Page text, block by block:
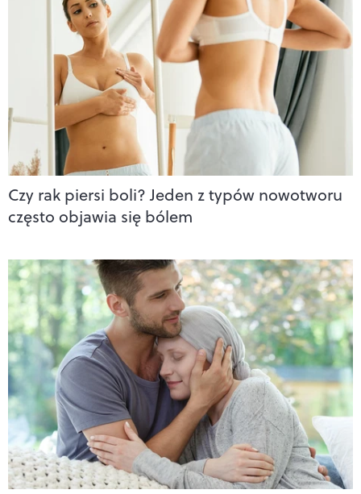
Czy rak piersi boli? Jeden z typów nowotworu
często objawia się bólem